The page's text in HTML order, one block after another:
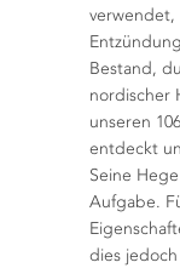
verwendet,
Bestand,
nordischer
unseren
entdeckt
Seine
Aufgabe.
dies